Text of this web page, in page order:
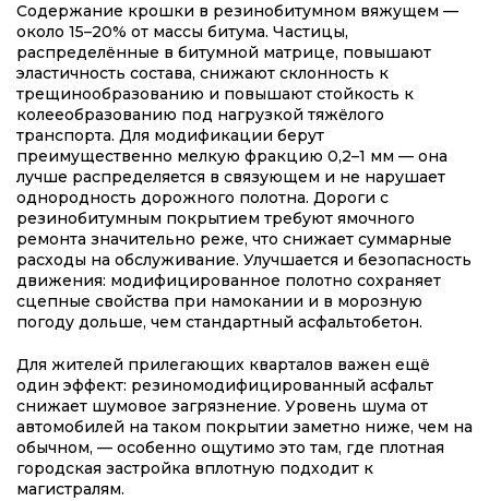
Содержание крошки в резинобитумном вяжущем —
около 15–20% от массы битума. Частицы,
распределённые в битумной матрице, повышают
эластичность состава, снижают склонность к
трещинообразованию и повышают стойкость к
колееобразованию под нагрузкой тяжёлого
транспорта. Для модификации берут
преимущественно мелкую фракцию 0,2–1 мм — она
лучше распределяется в связующем и не нарушает
однородность дорожного полотна. Дороги с
резинобитумным покрытием требуют ямочного
ремонта значительно реже, что снижает суммарные
расходы на обслуживание. Улучшается и безопасность
движения: модифицированное полотно сохраняет
сцепные свойства при намокании и в морозную
погоду дольше, чем стандартный асфальтобетон.
Для жителей прилегающих кварталов важен ещё
один эффект: резиномодифицированный асфальт
снижает шумовое загрязнение. Уровень шума от
автомобилей на таком покрытии заметно ниже, чем на
обычном, — особенно ощутимо это там, где плотная
городская застройка вплотную подходит к
магистралям.